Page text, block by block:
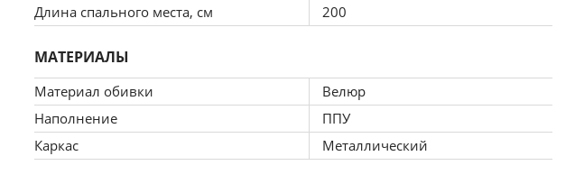
Длина спального места, см
200
МАТЕРИАЛЫ
Материал обивки
Велюр
Наполнение
ППУ
Каркас
Металлический